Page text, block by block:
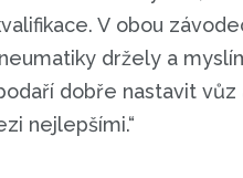
V obou
držely a
dobře nastavit vůz
nejlepšími.“